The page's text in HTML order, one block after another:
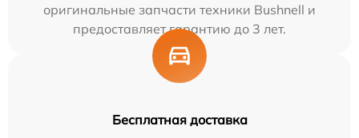
оригинальные запчасти техники Bushnell и
предоставляет гарантию до 3 лет.
Бесплатная доставка